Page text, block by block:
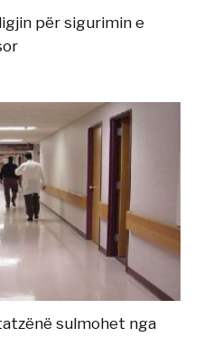
për sigurimin e
sulmohet nga